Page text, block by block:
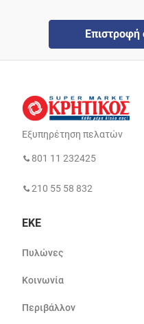
Επιστροφή
Εξυπηρέτηση πελατών
801 11 232425
210 55 58 832
ΕΚΕ
Πυλώνες
Κοινωνία
Περιβάλλον